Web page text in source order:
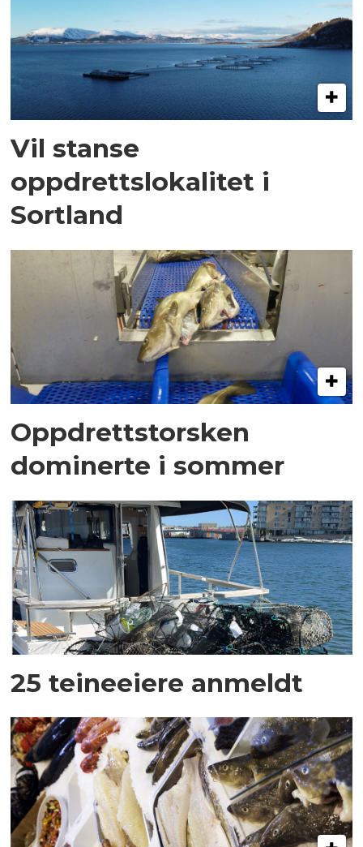
Vil stanse
oppdrettslokalitet i
Sortland
Oppdrettstorsken
dominerte i sommer
25 teineeiere anmeldt